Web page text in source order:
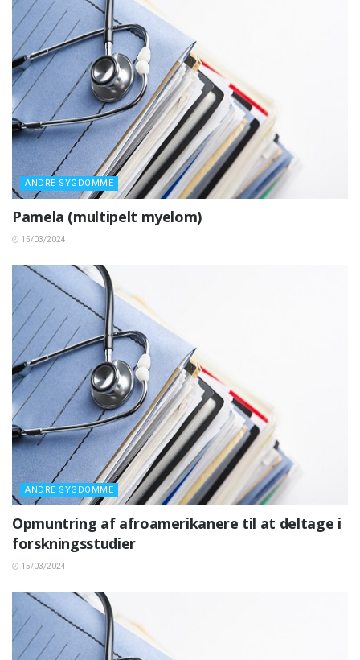
ANDRE SYGDOMME
Pamela (multipelt myelom)
15/03/2024
ANDRE SYGDOMME
Opmuntring af afroamerikanere til at deltage i
forskningsstudier
15/03/2024